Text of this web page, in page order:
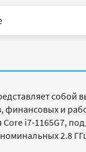
собой
финансовых и
i7-1165G7,
2.8